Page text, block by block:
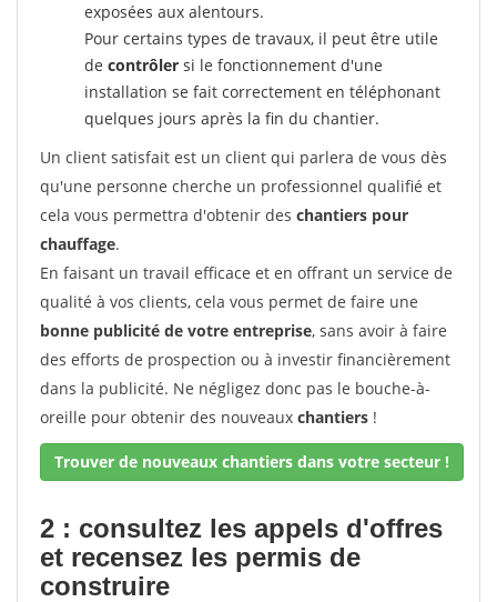
exposées aux alentours.
Pour certains types de travaux, il peut être utile
de contrôler si le fonctionnement d'une
installation se fait correctement en téléphonant
quelques jours après la fin du chantier.
Un client satisfait est un client qui parlera de vous dès
qu'une personne cherche un professionnel qualifié et
cela vous permettra d'obtenir des chantiers pour
chauffage.
En faisant un travail efficace et en offrant un service de
qualité à vos clients, cela vous permet de faire une
bonne publicité de votre entreprise, sans avoir à faire
des efforts de prospection ou à investir financièrement
dans la publicité. Ne négligez donc pas le bouche-à-
oreille pour obtenir des nouveaux chantiers !
Trouver de nouveaux chantiers dans votre secteur !
2 : consultez les appels d'offres
et recensez les permis de
construire